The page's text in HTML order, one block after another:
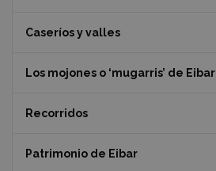
Caseríos y valles
Los mojones o ‘mugarris’ de Eibar
Recorridos
Patrimonio de Eibar